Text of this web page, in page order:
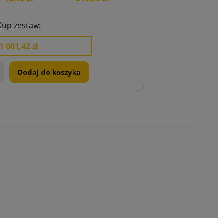
zestaw:
1 001,42 zł
Dodaj do koszyka